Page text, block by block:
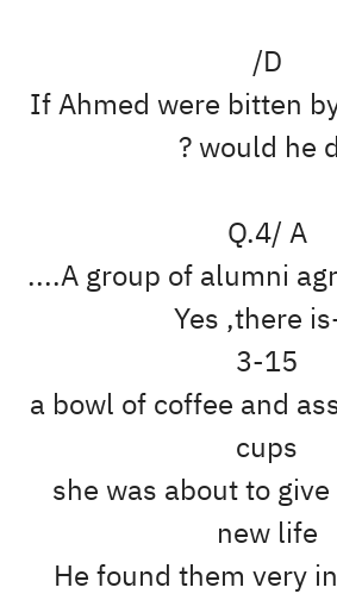
D/
If Ahmed were bitten
would he
Q.4/ A
3-15
4-a bowl of coffee and
cups
5-she was about to
new life